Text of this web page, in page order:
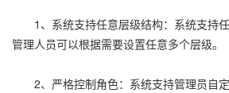
1、系统支持任意层级结构：系统支持任
管理人员可以根据需要设置任意多个层级。
2、严格控制角色：系统支持管理员自